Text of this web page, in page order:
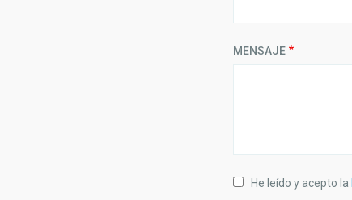
MENSAJE
He leído y acepto la